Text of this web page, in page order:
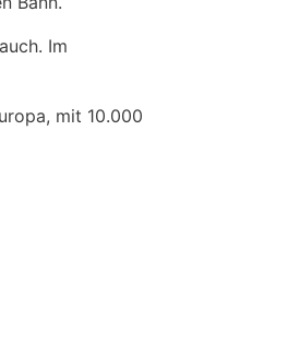
Im
mit 10.000